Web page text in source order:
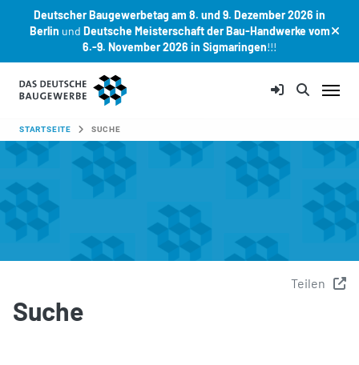
Deutscher Baugewerbetag am 8. und 9. Dezember 2026 in
Berlin und Deutsche Meisterschaft der Bau-Handwerke vom
6.-9. November 2026 in Sigmaringen!!!
Zum Hauptinhalt springen
SIE SIND HIER:
STARTSEITE SUCHE
Teilen
Suche